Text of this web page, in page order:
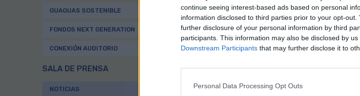
continue seeing interest-based ads based on personal
information disclosed to third parties prior to your opt-
further disclosure of your personal information by third
participants. This information may also be disclosed by
Downstream Participants that may further disclose it to
Personal Data Processing Opt Outs
GUAGUAS SOSTENIBLE
FONDOS NEXT GENERATION
CONEXIÓN AUDITORIO
SALA DE PRENSA
NOTICIAS
nuestra red de líneas”, ha precisado el
Canaria, José Eduardo Ramírez, durante la
“Es fundamental que el sistema de transporte
señalización adecuada, sino que también
valiosos para la autonomía de muchas
reconociéndolos como una extensión
Ramírez, quien estuvo acompañado por el
El perro de asistencia es un can adiestrado
discapacidad que lo necesiten en tareas de